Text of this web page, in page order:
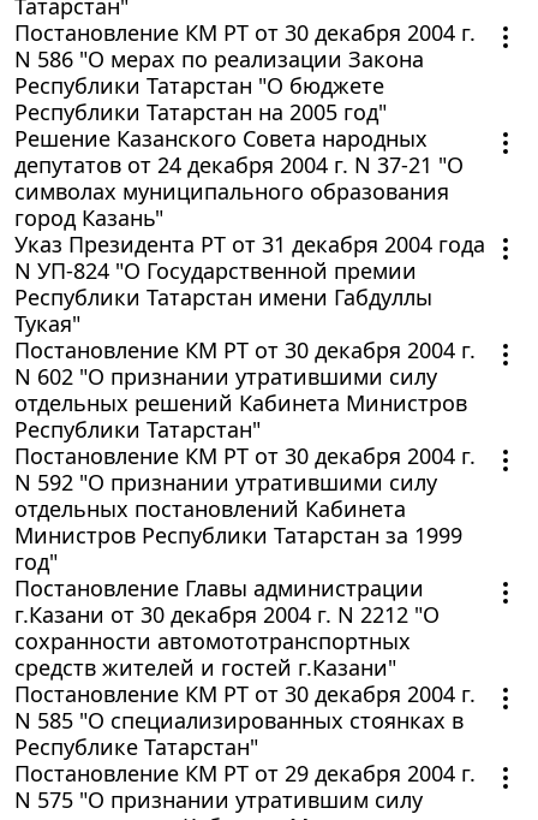
Постановление КМ РТ от 30 декабря 2004 г.
N 586 "О мерах по реализации Закона
Республики Татарстан "О бюджете
Республики Татарстан на 2005 год"
Решение Казанского Совета народных
депутатов от 24 декабря 2004 г. N 37-21 "О
символах муниципального образования
город Казань"
Указ Президента РТ от 31 декабря 2004 года
N УП-824 "О Государственной премии
Республики Татарстан имени Габдуллы
Тукая"
Постановление КМ РТ от 30 декабря 2004 г.
N 602 "О признании утратившими силу
отдельных решений Кабинета Министров
Республики Татарстан"
Постановление КМ РТ от 30 декабря 2004 г.
N 592 "О признании утратившими силу
отдельных постановлений Кабинета
Министров Республики Татарстан за 1999
год"
Постановление Главы администрации
г.Казани от 30 декабря 2004 г. N 2212 "О
сохранности автомототранспортных
средств жителей и гостей г.Казани"
Постановление КМ РТ от 30 декабря 2004 г.
N 585 "О специализированных стоянках в
Республике Татарстан"
Постановление КМ РТ от 29 декабря 2004 г.
N 575 "О признании утратившим силу